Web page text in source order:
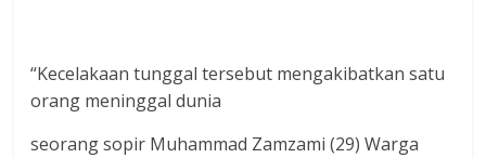
“Kecelakaan tunggal tersebut mengakibatkan satu
orang meninggal dunia
seorang sopir Muhammad Zamzami (29) Warga